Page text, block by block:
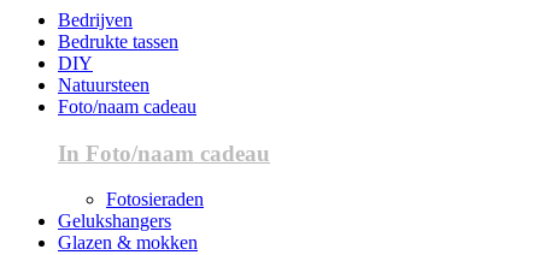
Bedrijven
Bedrukte tassen
DIY
Natuursteen
Foto/naam cadeau
In Foto/naam cadeau
Fotosieraden
Gelukshangers
Glazen & mokken